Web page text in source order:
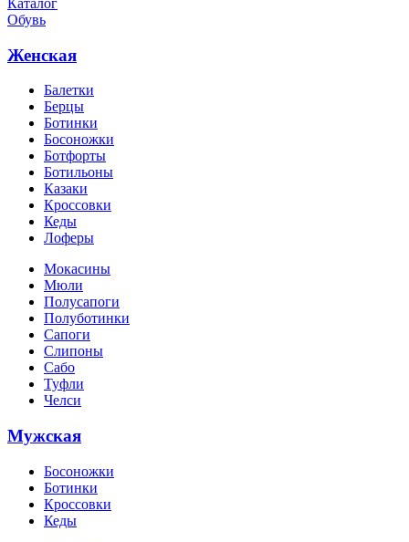
Каталог
Обувь
Женская
Балетки
Берцы
Ботинки
Босоножки
Ботфорты
Ботильоны
Казаки
Кроссовки
Кеды
Лоферы
Мокасины
Мюли
Полусапоги
Полуботинки
Сапоги
Слипоны
Сабо
Туфли
Челси
Мужская
Босоножки
Ботинки
Кроссовки
Кеды